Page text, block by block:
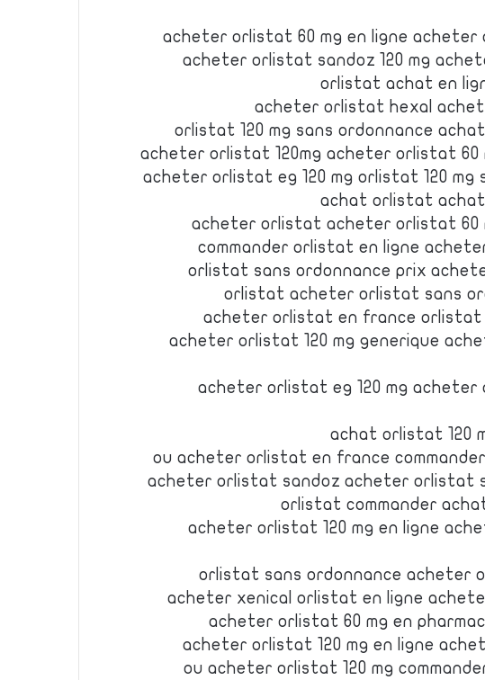
acheter orlistat 60 mg en ligne
acheter orlistat sandoz 120 mg
orlistat achat en
acheter orlistat hexal
orlistat 120 mg sans ordonnance
acheter orlistat 120mg acheter orlistat 60
acheter orlistat eg 120 mg orlistat 120 mg
achat orlistat
acheter orlistat acheter orlistat 60
commander orlistat en ligne
orlistat sans ordonnance prix
orlistat acheter orlistat sans
acheter orlistat en france orlistat
acheter orlistat 120 mg generique
acheter orlistat eg 120 mg acheter
achat orlistat 120
ou acheter orlistat en france
acheter orlistat sandoz acheter orlistat
orlistat commander
acheter orlistat 120 mg en ligne
orlistat sans ordonnance acheter
acheter xenical orlistat en ligne
acheter orlistat 60 mg en
acheter orlistat 120 mg en ligne
ou acheter orlistat 120 mg